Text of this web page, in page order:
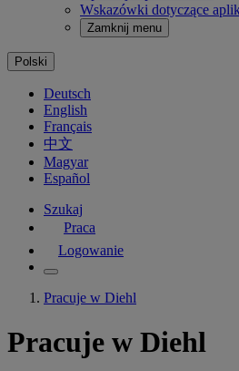
Wskazówki dotyczące
Zamknij menu
Polski
Deutsch
English
Français
中文
Magyar
Español
Szukaj
Praca
Logowanie
Pracuje w Diehl
Pracuje w Diehl